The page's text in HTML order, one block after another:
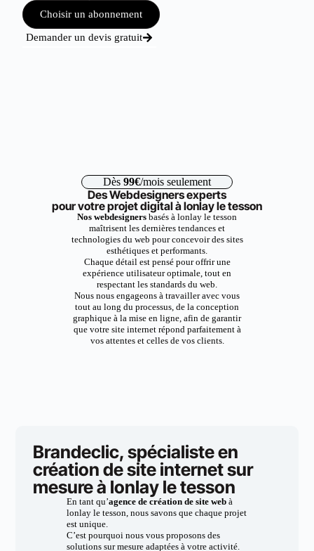
Choisir un abonnement
Demander un devis gratuit
Dès 99€/mois seulement
Des Webdesigners experts
pour votre projet digital à lonlay le tesson
Nos webdesigners basés à lonlay le tesson
maîtrisent les dernières tendances et
technologies du web pour concevoir des sites
esthétiques et performants.
Chaque détail est pensé pour offrir une
expérience utilisateur optimale, tout en
respectant les standards du web.
Nous nous engageons à travailler avec vous
tout au long du processus, de la conception
graphique à la mise en ligne, afin de garantir
que votre site internet répond parfaitement à
vos attentes et celles de vos clients.
Brandeclic, spécialiste en
création de site internet sur
mesure à lonlay le tesson
En tant qu’agence de création de site webà
lonlay le tesson, nous savons que chaque projet
est unique.
C’est pourquoi nous vous proposons des
solutions sur mesure adaptées à votre activité.